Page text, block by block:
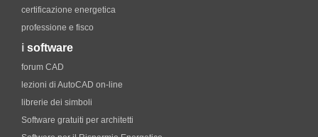
certificazione energetica
professione e fisco
i software
forum CAD
lezioni di AutoCAD on-line
librerie dei simboli
Software gratuiti per architetti